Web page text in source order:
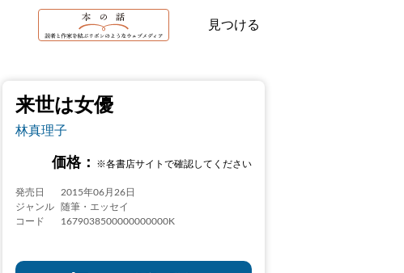
見つける
来世は女優
林真理子
価格： ※各書店サイトで確認してください
発売日
2015年06月26日
ジャンル
随筆・エッセイ
コード
1679038500000000000K